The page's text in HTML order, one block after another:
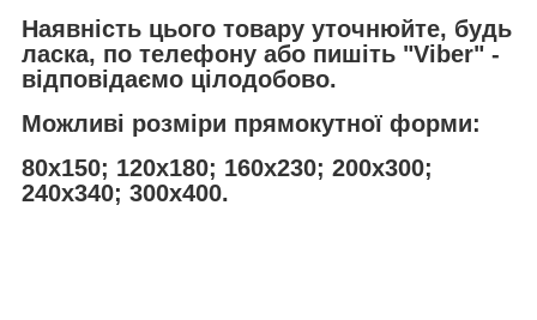
Наявність цього товару уточнюйте, будь
ласка, по телефону або пишіть "Viber" -
відповідаємо цілодобово.
Можливі розміри прямокутної форми:
80х150; 120х180; 160х230; 200х300;
240х340; 300х400.